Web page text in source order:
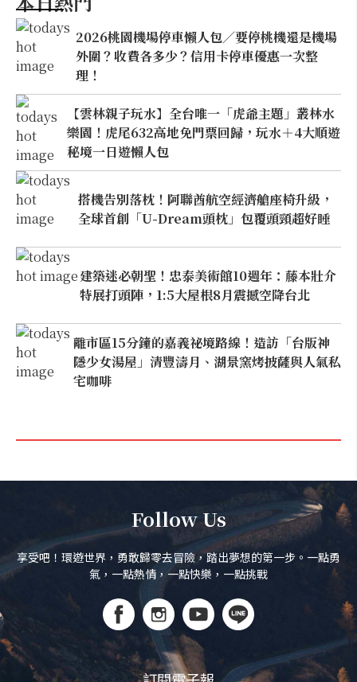
2026桃園機場停車懶人包／要停桃機還是機場
外圍？收費各多少？信用卡停車優惠一次整
理！
【雲林親子玩水】全台唯一「虎爺主題」叢林水
樂園！虎尾632高地免門票回歸，玩水＋4大順遊
秘境一日遊懶人包
搭機告別落枕！阿聯酋航空經濟艙座椅升級，
全球首創「U-Dream頭枕」包覆頭頸超好睡
建築迷必朝聖！忠泰美術館10週年：藤本壯介
特展打頭陣，1:5大屋根8月震撼空降台北
離市區15分鐘的嘉義祕境路線！造訪「台版神
隱少女湯屋」清豐濤月、湖景窯烤披薩與人氣私
宅咖啡
Follow Us
享受吧！環遊世界，勇敢歸零去冒險，踏出夢想的第一步。一點勇
氣，一點熱情，一點快樂，一點挑戰